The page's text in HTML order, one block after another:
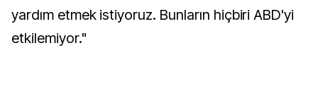
yardım etmek istiyoruz. Bunların hiçbiri ABD'yi
etkilemiyor."